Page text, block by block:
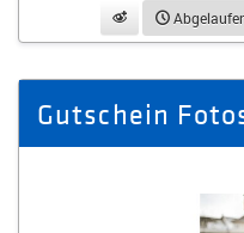
beobachten